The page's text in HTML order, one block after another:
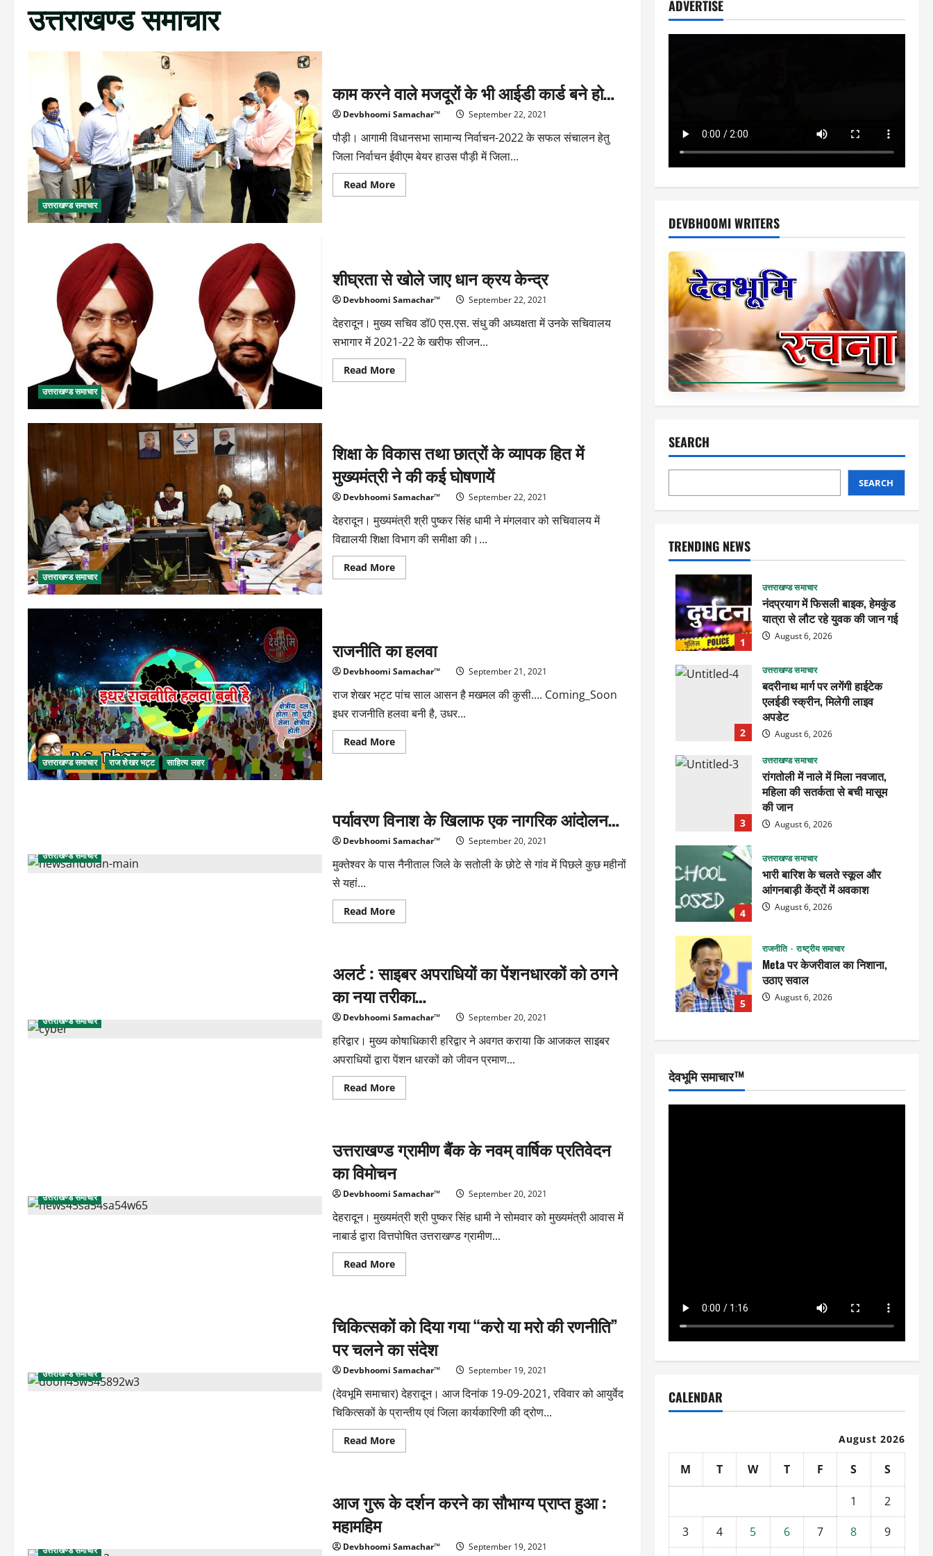
उत्तराखण्ड समाचार
उत्तराखण्ड समाचार
काम करने वाले मजदूरों के भी आईडी कार्ड बने हो…
Devbhoomi Samachar™ September 22, 2021
पौड़ी। आगामी विधानसभा सामान्य निर्वाचन-2022 के सफल संचालन हेतु
जिला निर्वाचन ईवीएम बेयर हाउस पौड़ी में जिला...
Read MoreRead
more
आईडी
कार्ड
हो…
उत्तराखण्ड समाचार
शीघ्रता से खोले जाए धान क्रय केन्द्र
Devbhoomi Samachar™ September 22, 2021
देहरादून। मुख्य सचिव डॉ0 एस.एस. संधु की अध्यक्षता में उनके सचिवालय
सभागार में 2021-22 के खरीफ सीजन...
Read MoreRead
more
क्रय
केन्द्र
उत्तराखण्ड समाचार
शिक्षा के विकास तथा छात्रों के व्यापक हित में
मुख्यमंत्री ने की कई घोषणायें
Devbhoomi Samachar™ September 22, 2021
देहरादून। मुख्यमंत्री श्री पुष्कर सिंह धामी ने मंगलवार को सचिवालय में
विद्यालयी शिक्षा विभाग की समीक्षा की।...
Read MoreRead
more
के
व्यापक
में
ने
की
कई
उत्तराखण्ड समाचार राज शेखर भट्ट साहित्य लहर
राजनीति का हलवा
Devbhoomi Samachar™ September 21, 2021
राज शेखर भट्ट पांच साल आसन है मखमल की कुसी…. Coming_Soon
इधर राजनीति हलवा बनी है, उधर...
Read MoreRead
more
उत्तराखण्ड समाचार
पर्यावरण विनाश के खिलाफ एक नागरिक आंदोलन…
Devbhoomi Samachar™ September 20, 2021
मुक्तेश्वर के पास नैनीताल जिले के सतोली के छोटे से गांव में पिछले कुछ महीनों
से यहां...
Read MoreRead
more
खिलाफ
एक
नागरिक
आंदोलन…
उत्तराखण्ड समाचार
अलर्ट : साइबर अपराधियों का पेंशनधारकों को ठगने
का नया तरीका…
Devbhoomi Samachar™ September 20, 2021
हरिद्वार। मुख्य कोषाधिकारी हरिद्वार ने अवगत कराया कि आजकल साइबर
अपराधियों द्वारा पेंशन धारकों को जीवन प्रमाण...
Read MoreRead
more
अपराधियों
का
पेंशनधारकों
को
ठगने
का
तरीका…
उत्तराखण्ड समाचार
उत्तराखण्ड ग्रामीण बैंक के नवम् वार्षिक प्रतिवेदन
का विमोचन
Devbhoomi Samachar™ September 20, 2021
देहरादून। मुख्यमंत्री श्री पुष्कर सिंह धामी ने सोमवार को मुख्यमंत्री आवास में
नाबार्ड द्वारा वित्तपोषित उत्तराखण्ड ग्रामीण...
Read MoreRead
more
के
नवम्
प्रतिवेदन
का
विमोचन
उत्तराखण्ड समाचार
चिकित्सकों को दिया गया “करो या मरो की रणनीति”
पर चलने का संदेश
Devbhoomi Samachar™ September 19, 2021
(देवभूमि समाचार) देहरादून। आज दिनांक 19-09-2021, रविवार को आयुर्वेद
चिकित्सकों के प्रान्तीय एवं जिला कार्यकारिणी की द्रोण...
Read MoreRead
more
गया
“करो
रणनीति”
उत्तराखण्ड समाचार
आज गुरू के दर्शन करने का सौभाग्य प्राप्त हुआ :
महामहिम
Devbhoomi Samachar™ September 19, 2021
ADVERTISE
DEVBHOOMI WRITERS
SEARCH
SEARCH
TRENDING NEWS
1
उत्तराखण्ड समाचार
नंदप्रयाग में फिसली बाइक, हेमकुंड
यात्रा से लौट रहे युवक की जान गई
August 6, 2026
2
उत्तराखण्ड समाचार
बदरीनाथ मार्ग पर लगेंगी हाईटेक
एलईडी स्क्रीन, मिलेगी लाइव
अपडेट
August 6, 2026
3
उत्तराखण्ड समाचार
रांगतोली में नाले में मिला नवजात,
महिला की सतर्कता से बची मासूम
की जान
August 6, 2026
4
उत्तराखण्ड समाचार
भारी बारिश के चलते स्कूल और
आंगनबाड़ी केंद्रों में अवकाश
August 6, 2026
5
राजनीति राष्ट्रीय समाचार
Meta पर केजरीवाल का निशाना,
उठाए सवाल
August 6, 2026
देवभूमि समाचार™
CALENDAR
August 2026
M T W T F S S
1
2
3
4 5 6 7 8
9